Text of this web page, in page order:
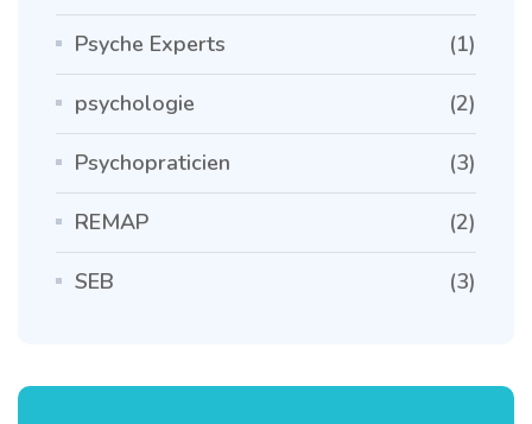
Psyche Experts (1)
psychologie (2)
Psychopraticien (3)
REMAP (2)
SEB (3)